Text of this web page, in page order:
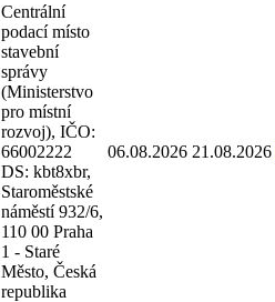
Centrální
podací místo
stavební
správy
(Ministerstvo
pro místní
rozvoj), IČO:
66002222
DS: kbt8xbr,
Staroměstské
náměstí 932/6,
110 00 Praha
1 - Staré
Město, Česká
republika
06.08.2026 21.08.2026